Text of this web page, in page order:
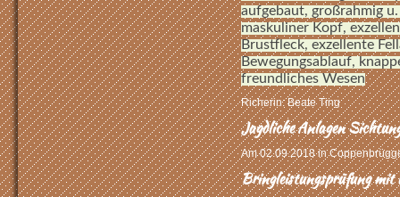
aufgebaut, großrahmig
maskuliner Kopf,
Brustfleck, exzellente
Bewegungsablauf,
freundliches Wesen
Richerin: Beate Ting
Jagdliche Anlagen
Am 02.09.2018 in
Bringleistungsprüfung mit